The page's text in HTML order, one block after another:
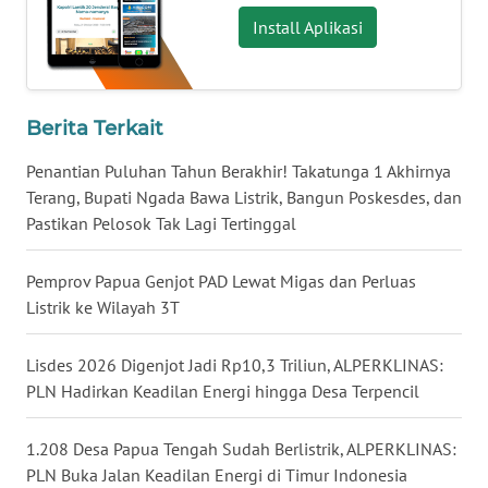
Install Aplikasi
Berita Terkait
Penantian Puluhan Tahun Berakhir! Takatunga 1 Akhirnya
Terang, Bupati Ngada Bawa Listrik, Bangun Poskesdes, dan
Pastikan Pelosok Tak Lagi Tertinggal
Pemprov Papua Genjot PAD Lewat Migas dan Perluas
Listrik ke Wilayah 3T
Lisdes 2026 Digenjot Jadi Rp10,3 Triliun, ALPERKLINAS:
PLN Hadirkan Keadilan Energi hingga Desa Terpencil
1.208 Desa Papua Tengah Sudah Berlistrik, ALPERKLINAS:
PLN Buka Jalan Keadilan Energi di Timur Indonesia
WN
NUSANTARA
WN
WN
JATIM
WN
BALI
WN
KALBAR
WN
KALTENG